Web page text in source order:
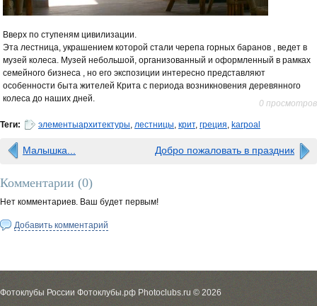
Вверх по ступеням цивилизации.
Эта лестница, украшением которой стали черепа горных баранов , ведет в
музей колеса. Музей небольшой, организованный и оформленный в рамках
семейного бизнеса , но его экспозиции интересно представляют
особенности быта жителей Крита с периода возникновения деревянного
колеса до наших дней.
0 просмотров
Теги: элементыархитектуры, лестницы, крит, греция, karpoal
Малышка... Добро пожаловать в праздник
Комментарии (0)
Нет комментариев. Ваш будет первым!
Добавить комментарий
Фотоклубы России Фотоклубы.рф Photoclubs.ru © 2026